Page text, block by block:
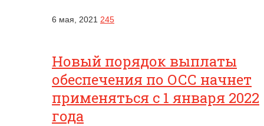
6 мая, 2021 245
Новый порядок выплаты
обеспечения по ОСС начнет
применяться с 1 января 2022
года